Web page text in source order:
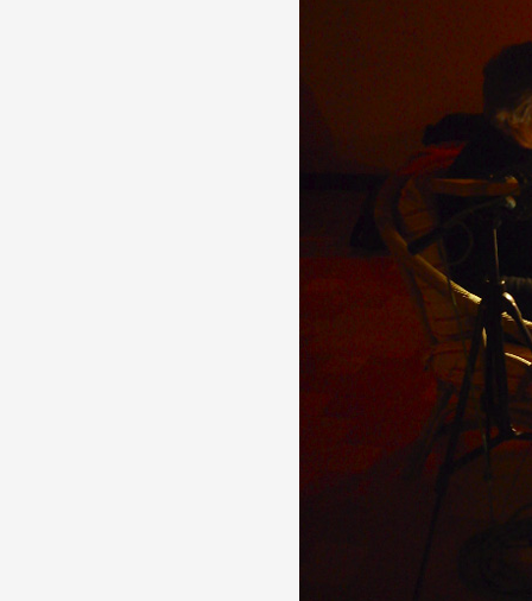
Année par année
Collection vidéos